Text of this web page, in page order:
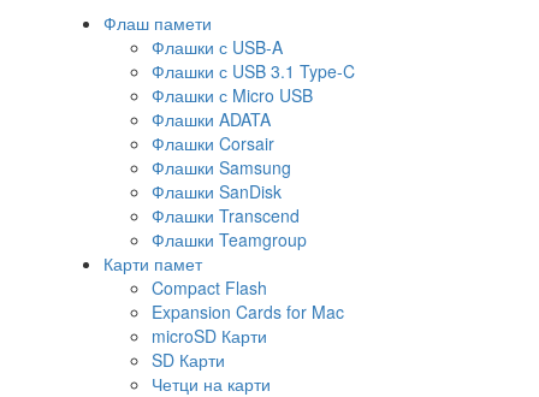
Флаш памети
Флашки с USB-A
Флашки с USB 3.1 Type-C
Флашки с Micro USB
Флашки ADATA
Флашки Corsair
Флашки Samsung
Флашки SanDisk
Флашки Transcend
Флашки Teamgroup
Карти памет
Compact Flash
Expansion Cards for Mac
microSD Карти
SD Карти
Четци на карти